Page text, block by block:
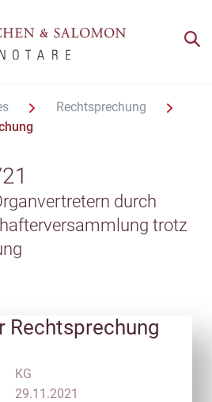
Rechtsprechung
durch
trotz
Rechtsprechung
KG
29.11.2021